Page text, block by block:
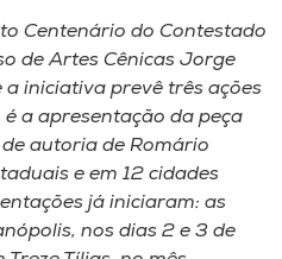
Centenário do Contestado
de Artes Cênicas Jorge
a iniciativa prevê três ações
a apresentação da peça
de autoria de Romário
e em 12 cidades
já iniciaram: as
nos dias 2 e 3 de